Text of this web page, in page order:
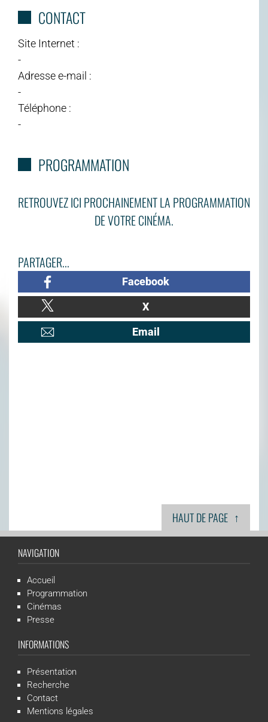
CONTACT
Site Internet :
-
Adresse e-mail :
-
Téléphone :
-
PROGRAMMATION
RETROUVEZ ICI PROCHAINEMENT LA PROGRAMMATION
DE VOTRE CINÉMA.
PARTAGER...
Facebook
X
Email
HAUT DE PAGE ↑
NAVIGATION
Accueil
Programmation
Cinémas
Presse
INFORMATIONS
Présentation
Recherche
Contact
Mentions légales